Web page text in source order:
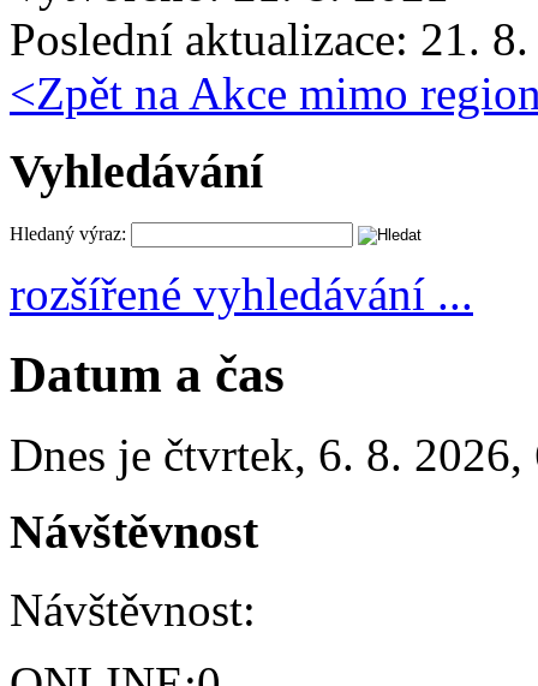
Poslední aktualizace: 21.
<Zpět na Akce mimo
Vyhledávání
Hledaný výraz:
rozšířené vyhledávání ...
Datum a čas
Dnes je čtvrtek, 6. 8. 2026,
Návštěvnost
Návštěvnost: